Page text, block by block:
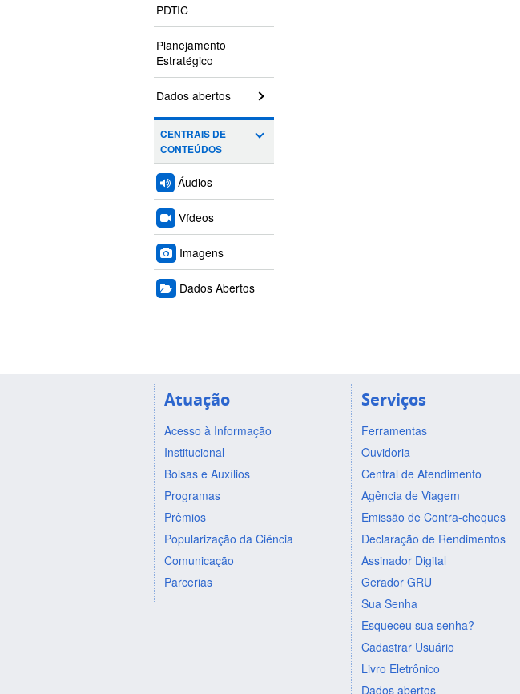
PDTIC
Planejamento
Estratégico
Dados abertos
CENTRAIS DE
CONTEÚDOS
Áudios
Vídeos
Imagens
Dados Abertos
Atuação
Acesso à Informação
Institucional
Bolsas e Auxílios
Programas
Prêmios
Popularização da Ciência
Comunicação
Parcerias
Serviços
Ferramentas
Ouvidoria
Central de Atendimento
Agência de Viagem
Emissão de Contra-cheques
Declaração de Rendimentos
Assinador Digital
Gerador GRU
Sua Senha
Esqueceu sua senha?
Cadastrar Usuário
Livro Eletrônico
Dados abertos